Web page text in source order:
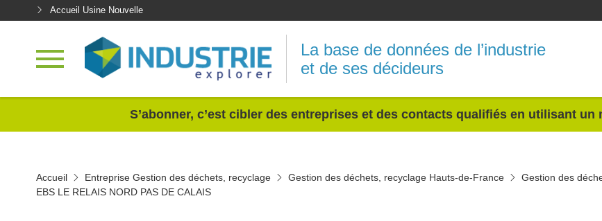
Accueil Usine Nouvelle
La base de données de l’industrie
et de ses décideurs
S’abonner, c’est cibler des entreprises et des contacts qualifiés en utilisant
Accueil Entreprise Gestion des déchets, recyclage Gestion des déchets, recyclage Hauts-de-France
Gestion des
EBS LE RELAIS NORD PAS DE CALAIS